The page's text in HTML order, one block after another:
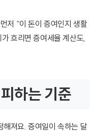
저 “이 돈이 증여인지 생활
흐리면 증여세율 계산도,
하는 기준
해져요. 증여일이 속하는 달